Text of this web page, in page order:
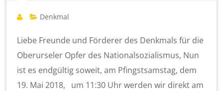
Denkmal
Liebe Freunde und Förderer des Denkmals für die
Oberurseler Opfer des Nationalsozialismus, Nun
ist es endgültig soweit, am Pfingstsamstag, dem
19. Mai 2018, um 11:30 Uhr werden wir direkt am